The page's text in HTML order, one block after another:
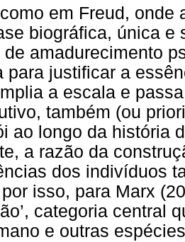
em Freud, onde
biográfica, única e
de amadurecimento
para justificar a
a escala e
também (ou
ao longo da história
a razão da
dos indivíduos
isso, para Marx
categoria central
e outras